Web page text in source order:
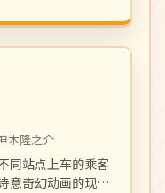
118 分钟
木隆之介
同站点上车的乘客
意奇幻动画的现代